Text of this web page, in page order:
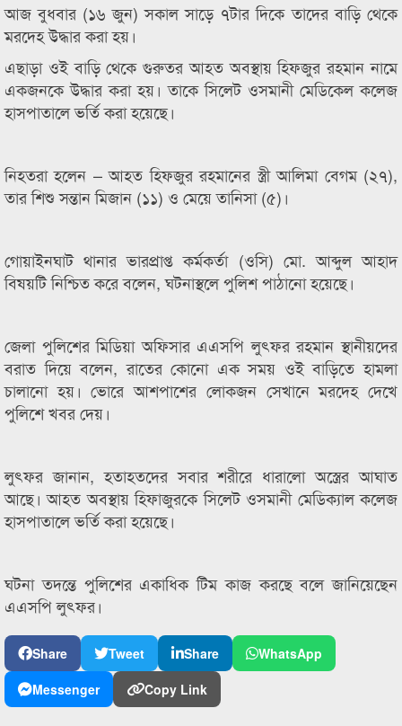
আজ বুধবার (১৬ জুন) সকাল সাড়ে ৭টার দিকে তাদের বাড়ি থেকে
মরদেহ উদ্ধার করা হয়।
এছাড়া ওই বাড়ি থেকে গুরুতর আহত অবস্থায় হিফজুর রহমান নামে
একজনকে উদ্ধার করা হয়। তাকে সিলেট ওসমানী মেডিকেল কলেজ
হাসপাতালে ভর্তি করা হয়েছে।
নিহতরা হলেন – আহত হিফজুর রহমানের স্ত্রী আলিমা বেগম (২৭),
তার শিশু সন্তান মিজান (১১) ও মেয়ে তানিসা (৫)।
গোয়াইনঘাট থানার ভারপ্রাপ্ত কর্মকর্তা (ওসি) মো. আব্দুল আহাদ
বিষয়টি নিশ্চিত করে বলেন, ঘটনাস্থলে পুলিশ পাঠানো হয়েছে।
জেলা পুলিশের মিডিয়া অফিসার এএসপি লুৎফর রহমান স্থানীয়দের
বরাত দিয়ে বলেন, রাতের কোনো এক সময় ওই বাড়িতে হামলা
চালানো হয়। ভোরে আশপাশের লোকজন সেখানে মরদেহ দেখে
পুলিশে খবর দেয়।
লুৎফর জানান, হতাহতদের সবার শরীরে ধারালো অস্ত্রের আঘাত
আছে। আহত অবস্থায় হিফাজুরকে সিলেট ওসমানী মেডিক্যাল কলেজ
হাসপাতালে ভর্তি করা হয়েছে।
ঘটনা তদন্তে পুলিশের একাধিক টিম কাজ করছে বলে জানিয়েছেন
এএসপি লুৎফর।
Share Tweet Share
WhatsApp
Messenger
Copy Link